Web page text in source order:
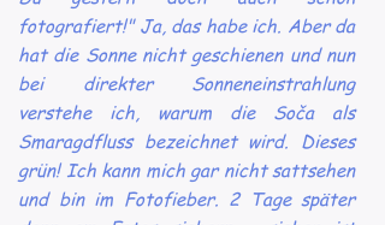
fotografiert!" Ja, das habe ich. Aber da
hat die Sonne nicht geschienen und nun
bei direkter Sonneneinstrahlung
verstehe ich, warum die Soča als
Smaragdfluss bezeichnet wird. Dieses
grün! Ich kann mich gar nicht sattsehen
und bin im Fotofieber. 2 Tage später